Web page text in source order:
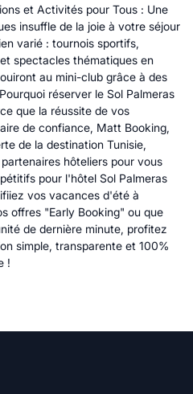
et Activités pour Tous : Une
insuffle de la joie à votre séjour
varié : tournois sportifs,
spectacles thématiques en
au mini-club grâce à des
réserver le Sol Palmeras
que la réussite de vos
de confiance, Matt Booking,
de la destination Tunisie,
hôteliers pour vous
pour l'hôtel Sol Palmeras
vos vacances d'été à
offres "Early Booking" ou que
de dernière minute, profitez
simple, transparente et 100%
!